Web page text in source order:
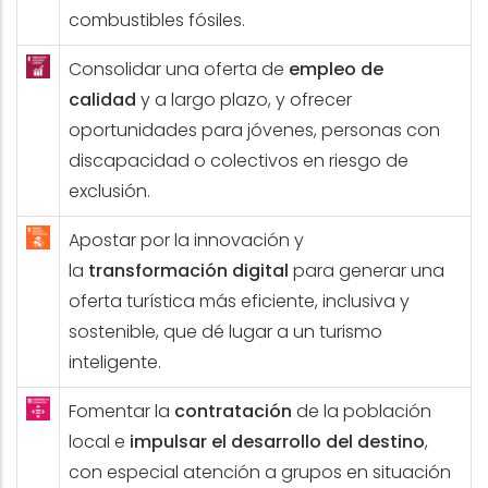
combustibles fósiles.
Consolidar una oferta de empleo de
calidad y a largo plazo, y ofrecer
oportunidades para jóvenes, personas con
discapacidad o colectivos en riesgo de
exclusión.
Apostar por la innovación y
la transformación digital para generar una
oferta turística más eficiente, inclusiva y
sostenible, que dé lugar a un turismo
inteligente.
Fomentar la contratación de la población
local e impulsar el desarrollo del destino,
con especial atención a grupos en situación